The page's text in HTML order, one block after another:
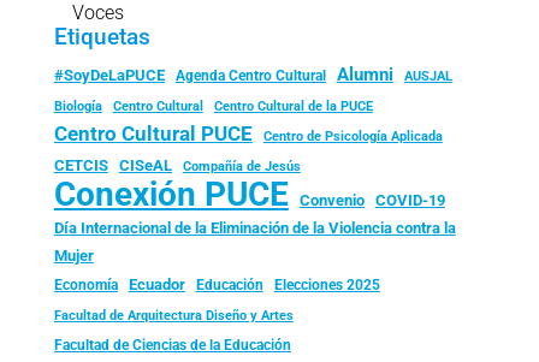
Voces
Etiquetas
#SoyDeLaPUCE Agenda Centro Cultural Alumni
AUSJAL
Biología
Centro Cultural Centro Cultural de la PUCE
Centro Cultural PUCE Centro de Psicología Aplicada
CETCIS CISeAL Compañía de Jesús
Conexión PUCE Convenio
COVID-19
Día Internacional de la Eliminación de la Violencia contra la
Mujer
Economía Ecuador Educación Elecciones 2025
Facultad de Arquitectura Diseño y Artes
Facultad de Ciencias de la Educación